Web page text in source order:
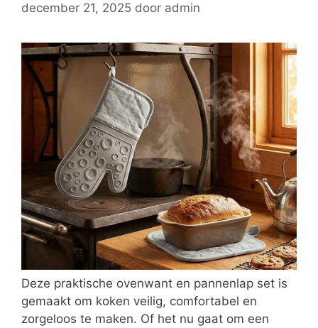
december 21, 2025 door admin
Deze praktische ovenwant en pannenlap set is
gemaakt om koken veilig, comfortabel en
zorgeloos te maken. Of het nu gaat om een